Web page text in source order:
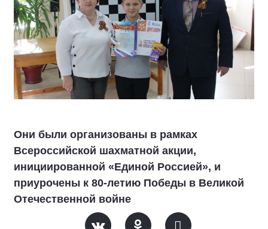
Они были организованы в рамках
Всероссийской шахматной акции,
инициированной «Единой Россией», и
приурочены к 80-летию Победы в Великой
Отечественной войне